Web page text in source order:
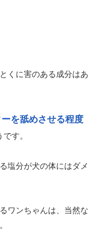
くに害のある成分はあ
を舐めさせる程度
です。
塩分が犬の体にはダメ
ワンちゃんは、当然な